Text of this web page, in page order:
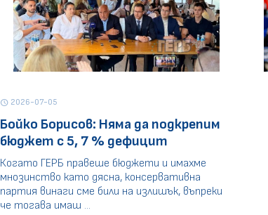
schedule2026-07-05
Бойко Борисов: Няма да подкрепим
бюджет с 5, 7 % дефицит
Когато ГЕРБ правеше бюджети и имахме
мнозинство като дясна, консервативна
партия винаги сме били на излишък, въпреки
че тогава имаш ...